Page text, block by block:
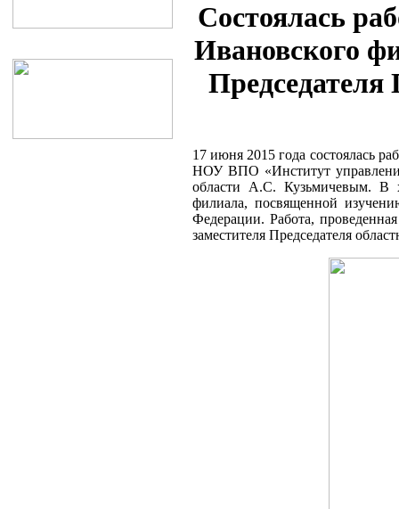
Состоялась
Ивановского
Председателя
17 июня 2015 года состоялась
НОУ ВПО «Институт
области А.С. Кузьмичевым. В
филиала, посвященной
Федерации. Работа,
заместителя Председателя